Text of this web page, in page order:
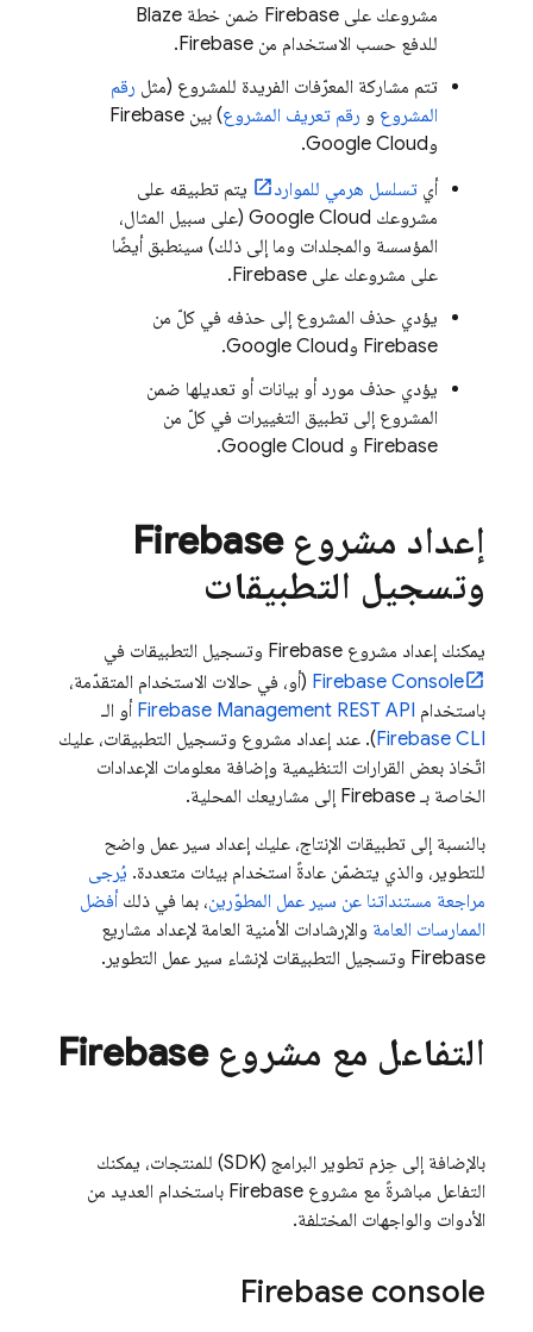
مشروعك على Firebase ضمن خطة Blaze
للدفع حسب الاستخدام من Firebase.
تتم مشاركة المعرّفات الفريدة للمشروع (مثل رقم
المشروع و رقم تعريف المشروع
) بين Firebase
وGoogle Cloud
.
أي تسلسل هرمي للموارد
يتم تطبيقه على
مشروعك Google Cloud (على سبيل المثال،
المؤسسة والمجلدات وما إلى ذلك) سينطبق أيضًا
على مشروعك على Firebase.
يؤدي حذف المشروع إلى حذفه في كلّ من
Firebase و
Google Cloud
.
يؤدي حذف مورد أو بيانات أو تعديلها ضمن
المشروع إلى تطبيق التغييرات في كلّ من
Firebase و
Google Cloud
.
إعداد مشروع Firebase
وتسجيل التطبيقات
يمكنك إعداد مشروع Firebase وتسجيل التطبيقات في
Firebase Console
(أو، في حالات الاستخدام المتقدّمة،
باستخدام Firebase Management REST API أو الـ
Firebase CLI
). عند إعداد مشروع وتسجيل التطبيقات، عليك
اتّخاذ بعض القرارات التنظيمية وإضافة معلومات الإعدادات
الخاصة بـ Firebase إلى مشاريعك المحلية.
بالنسبة إلى تطبيقات الإنتاج، عليك إعداد سير عمل واضح
للتطوير، والذي يتضمّن عادةً استخدام بيئات متعددة. يُرجى
مراجعة مستنداتنا عن سير عمل المطوّرين، بما في ذلكأفضل
الممارسات العامة والإرشادات الأمنية العامة لإعداد مشاريع
Firebase وتسجيل التطبيقات لإنشاء سير عمل التطوير.
التفاعل مع مشروع Firebase
بالإضافة إلى حِزم تطوير البرامج (SDK) للمنتجات، يمكنك
التفاعل مباشرةً مع مشروع Firebase باستخدام العديد من
الأدوات والواجهات المختلفة.
Firebase console